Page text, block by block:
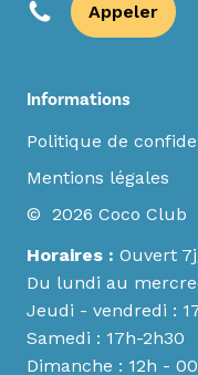
Appeler
Informations
Politique de
Mentions légales
© 2026 Coco Club
Horaires : Ouvert
Du lundi au
Jeudi - vendredi :
Samedi : 17h-2h30
Dimanche : 12h -